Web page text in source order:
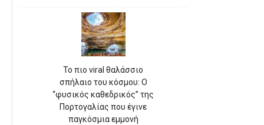
Το πιο viral θαλάσσιο
σπήλαιο του κόσμου: Ο
“φυσικός καθεδρικός” της
Πορτογαλίας που έγινε
παγκόσμια εμμονή